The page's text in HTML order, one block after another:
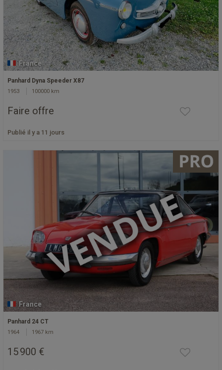
France
Panhard Dyna Speeder X87
1953 100000 km
Faire offre
Publié il y a 11 jours
France
Panhard 24 CT
1964 1967 km
15 900 €